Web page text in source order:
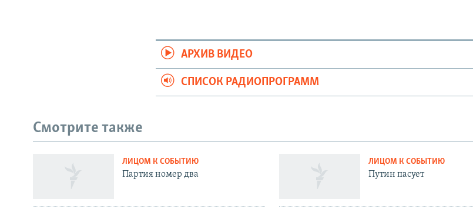
АРХИВ ВИДЕО
СПИСОК РАДИОПРОГРАММ
Смотрите также
ЛИЦОМ К СОБЫТИЮ
Партия номер два
ЛИЦОМ К СОБЫТИЮ
Путин пасует